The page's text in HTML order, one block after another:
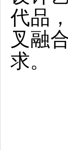
代品
叉融
求。